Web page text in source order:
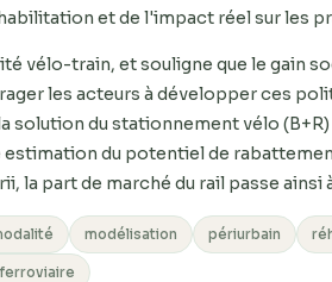
et de l'impact réel sur les
vélo-train, et souligne que le gain
les acteurs à développer ces
solution du stationnement vélo
du potentiel de
la part de marché du rail passe ainsi
modélisation périurbain